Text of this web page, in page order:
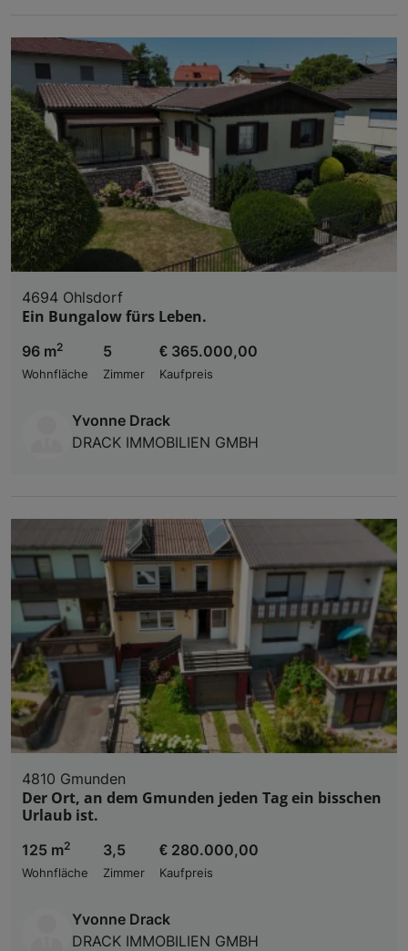
4694 Ohlsdorf
Ein Bungalow fürs Leben.
96 m2
Wohnfläche
5
Zimmer
€ 365.000,00
Kaufpreis
Yvonne Drack
DRACK IMMOBILIEN GMBH
4810 Gmunden
Der Ort, an dem Gmunden jeden Tag ein bisschen
Urlaub ist.
125 m2
Wohnfläche
3,5
Zimmer
€ 280.000,00
Kaufpreis
Yvonne Drack
DRACK IMMOBILIEN GMBH